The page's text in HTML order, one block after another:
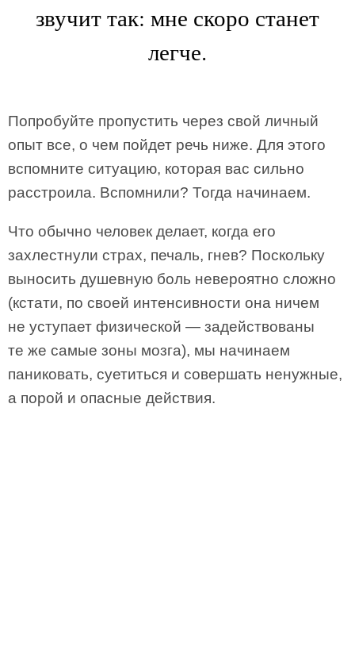
звучит так: мне скоро станет
легче.
Попробуйте пропустить через свой личный
опыт все, о чем пойдет речь ниже. Для этого
вспомните ситуацию, которая вас сильно
расстроила. Вспомнили? Тогда начинаем.
Что обычно человек делает, когда его
захлестнули страх, печаль, гнев? Поскольку
выносить душевную боль невероятно сложно
(кстати, по своей интенсивности она ничем
не уступает физической — задействованы
те же самые зоны мозга), мы начинаем
паниковать, суетиться и совершать ненужные,
а порой и опасные действия.